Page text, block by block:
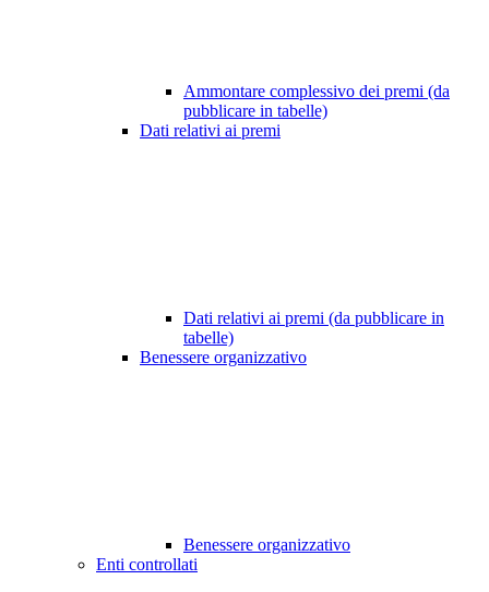
Ammontare complessivo dei premi (da
pubblicare in tabelle)
Dati relativi ai premi
Dati relativi ai premi (da pubblicare in
tabelle)
Benessere organizzativo
Benessere organizzativo
Enti controllati